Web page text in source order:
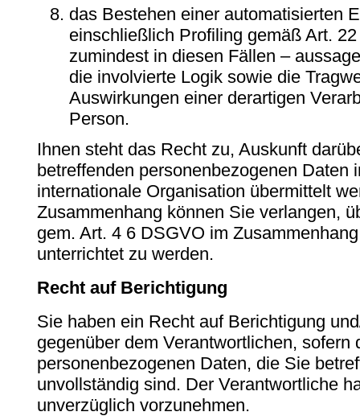
das Bestehen einer automatisierten
einschließlich Profiling gemäß Art.
zumindest in diesen Fällen –
die involvierte Logik sowie die
Auswirkungen einer derartigen
Person.
Ihnen steht das Recht zu, Auskunft
betreffenden personenbezogenen Daten
internationale Organisation übermittelt
Zusammenhang können Sie verlangen,
gem. Art. 4 6 DSGVO im
unterrichtet zu werden.
Recht auf Berichtigung
Sie haben ein Recht auf Berichtigung
gegenüber dem Verantwortlichen, sofern
personenbezogenen Daten, die Sie
unvollständig sind. Der Verantwortliche
unverzüglich vorzunehmen.